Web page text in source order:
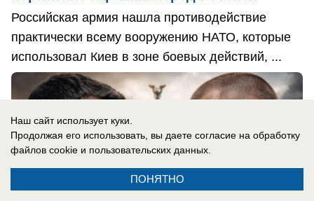
Российская армия нашла противодействие
практически всему вооружению НАТО, которые
использовал Киев в зоне боевых действий, ...
Наш сайт использует куки.
Продолжая его использовать, вы даете согласие на обработку
файлов cookie и пользовательских данных.
ПОНЯТНО